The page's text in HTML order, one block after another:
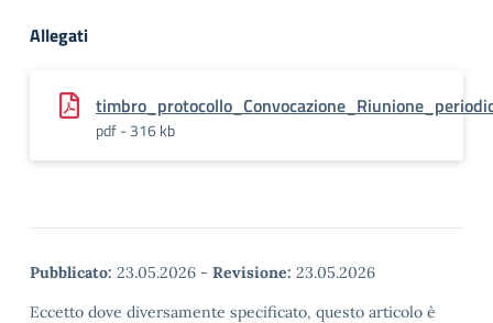
Allegati
pdf - 316 kb
Pubblicato: 23.05.2026 - Revisione: 23.05.2026
Eccetto dove diversamente specificato, questo articolo è